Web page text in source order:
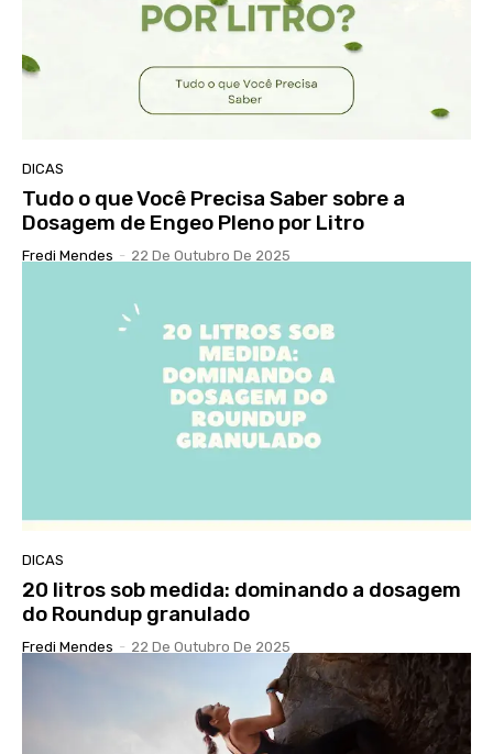
DICAS
Tudo o que Você Precisa Saber sobre a
Dosagem de Engeo Pleno por Litro
Fredi Mendes - 22 De Outubro De 2025
DICAS
20 litros sob medida: dominando a dosagem
do Roundup granulado
Fredi Mendes - 22 De Outubro De 2025